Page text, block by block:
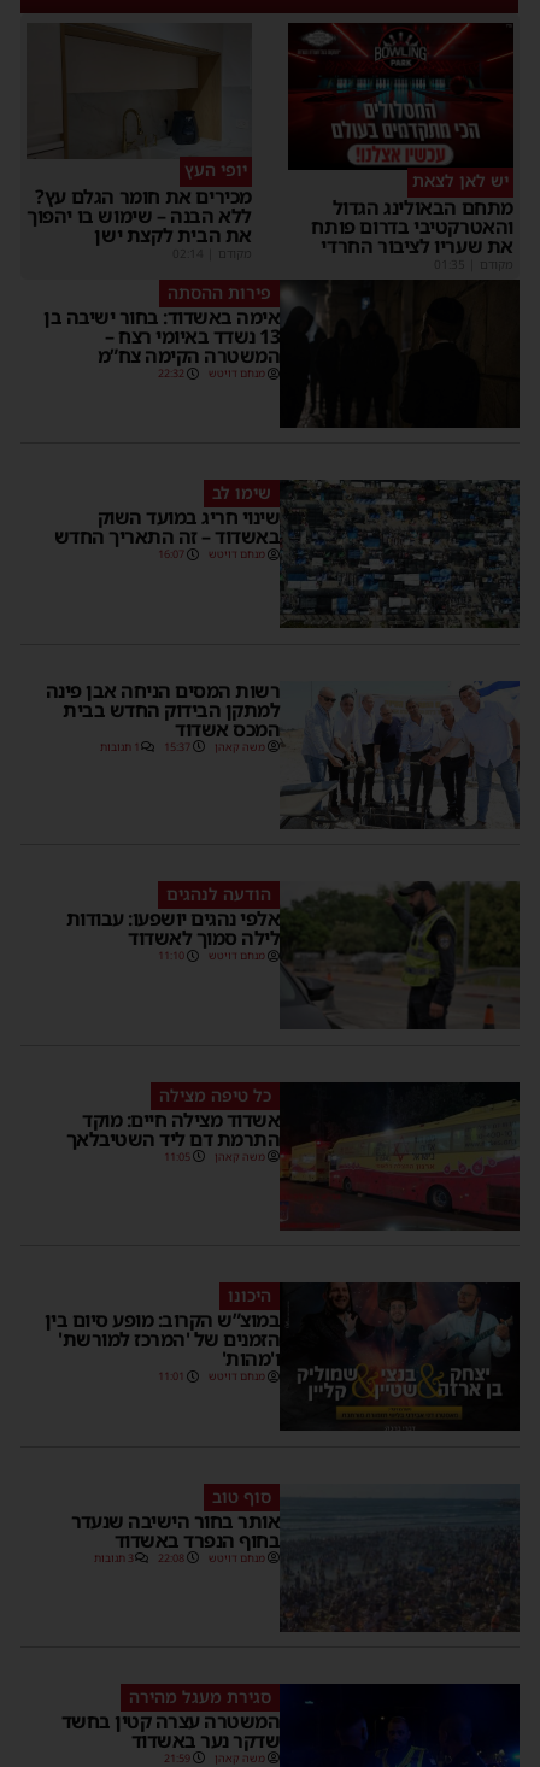
יש לאן לצאת
מתחם הבאולינג הגדול
והאטרקטיבי בדרום פותח
את שעריו לציבור החרדי
מקודם
יופי העץ
מכירים את חומר הגלם עץ?
ללא הבנה – שימוש בו יהפוך
את הבית לקצת ישן
מקודם
פירות ההסתה
אימה באשדוד: בחור ישיבה בן
13 נשדד באיומי רצח –
המשטרה הקימה צח”מ
מנחם דויטש 22:32
שימו לב
שינוי חריג במועד השוק
באשדוד – זה התאריך החדש
מנחם דויטש 16:07
רשות המסים הניחה אבן פינה
למתקן הבידוק החדש בבית
המכס אשדוד
משה קאהן 15:37 1 תגובות
הודעה לנהגים
אלפי נהגים יושפעו: עבודות
לילה סמוך לאשדוד
מנחם דויטש 11:10
כל טיפה מצילה
אשדוד מצילה חיים: מוקד
התרמת דם ליד השטיבלאך
משה קאהן 11:05
היכונו
במוצ”ש הקרוב: מופע סיום בין
הזמנים של 'המרכז למורשת'
ו'מהות'
מנחם דויטש 11:01
סוף טוב
אותר בחור הישיבה שנעדר
בחוף הנפרד באשדוד
מנחם דויטש 22:08 3 תגובות
סגירת מעגל מהירה
המשטרה עצרה קטין בחשד
שדקר נער באשדוד
משה קאהן 21:59